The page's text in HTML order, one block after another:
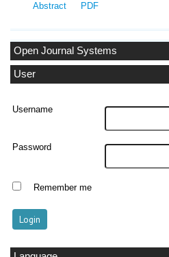
Open Journal Systems
User
Username
Password
Remember me
Abstract
PDF